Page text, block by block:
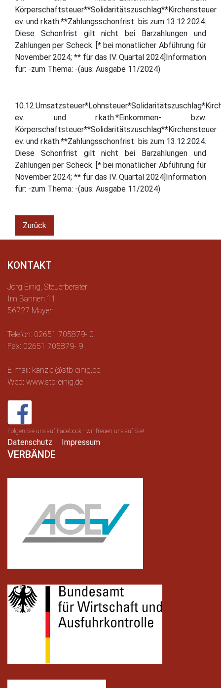
Körperschaftsteuer**Solidaritätszuschlag**Kirchensteuer
ev. und r.kath.**Zahlungsschonfrist: bis zum 13.12.2024.
Diese Schonfrist gilt nicht bei Barzahlungen und
Zahlungen per Scheck. [* bei monatlicher Abführung für
November 2024; ** für das IV. Quartal 2024]Information
für: -zum Thema: -(aus: Ausgabe 11/2024)
ev. und r.kath.*Einkommen- bzw.
Körperschaftsteuer**Solidaritätszuschlag**Kirchensteuer
ev. und r.kath.**Zahlungsschonfrist: bis zum 13.12.2024.
Diese Schonfrist gilt nicht bei Barzahlungen und
Zahlungen per Scheck. [* bei monatlicher Abführung für
November 2024; ** für das IV. Quartal 2024]Information
für: -zum Thema: -(aus: Ausgabe 11/2024)
Zurück
KONTAKT
Jörg Einig, Steuerberater
Im Bannen 11
56727 Mayen
Telefon: 02651 705879- 0
Fax: 02651 705879- 9
E-mail: kanzlei@stb-einig.de
Web: www.stb-einig.de
Folgen Sie uns auf Facebook - wir freuen uns auf Sie!
Datenschutz Impressum
VERBÄNDE